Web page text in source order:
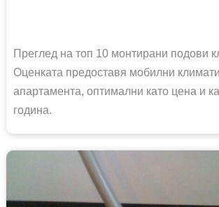
Преглед на топ 10 монтирани подови
Оценката предоставя мобилни
апартамента, оптимални като цена и
година.